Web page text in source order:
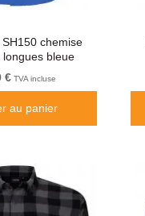
chemise
longues bleue
€TVA incluse
au panier